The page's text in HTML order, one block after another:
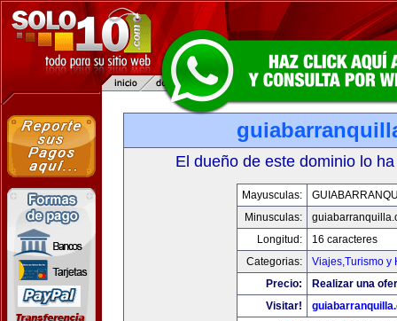
El dueño de este dominio lo
Mayusculas:
Minusculas:
Longitud:
16 caracteres
Categorias:
Viajes,Turismo y
Precio:
Realizar una
Visitar!